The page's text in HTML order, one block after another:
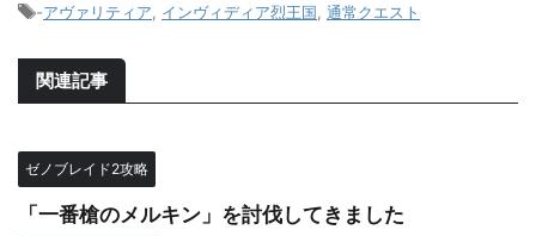
-アヴァリティア インヴィディア烈王国 通常クエスト
関連記事
ゼノブレイド2攻略
「一番槍のメルキン」を討伐してきました